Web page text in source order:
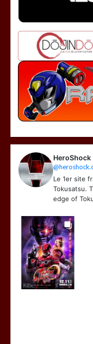
HeroShock
Le 1er site
Tokusatsu.
edge of